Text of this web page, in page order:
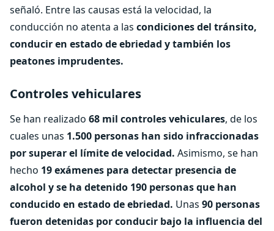
señaló. Entre las causas está la velocidad, la
conducción no atenta a las condiciones del tránsito,
conducir en estado de ebriedad y también los
peatones imprudentes.
Controles vehiculares
Se han realizado 68 mil controles vehiculares, de los
cuales unas 1.500 personas han sido infraccionadas
por superar el límite de velocidad. Asimismo, se han
hecho 19 exámenes para detectar presencia de
alcohol y se ha detenido 190 personas que han
conducido en estado de ebriedad. Unas 90 personas
fueron detenidas por conducir bajo la influencia del